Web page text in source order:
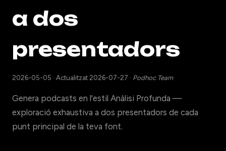
a dos
presentadors
2026-05-05 · Actualitzat 2026-07-27 · Podhoc Team
Genera podcasts en l'estil Anàlisi Profunda —
exploració exhaustiva a dos presentadors de cada
punt principal de la teva font.